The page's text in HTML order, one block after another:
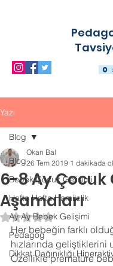
0
Yazı
Blog
Bebek Çocuk Gelişimi
Hafta Hafta Hamilelik
Ay Ay Bebek Gelişimi
Pedagog
Dikkat Dağınıklığı
Blog
6-8 Ay Çocuk
Aşamaları
Okan Bal
26 Tem 2019 1 dakikada
5 üzerinden NaN yıldız
Her bebeğin farklı
hızlarında geliştiklerini
Özellikle prematüre